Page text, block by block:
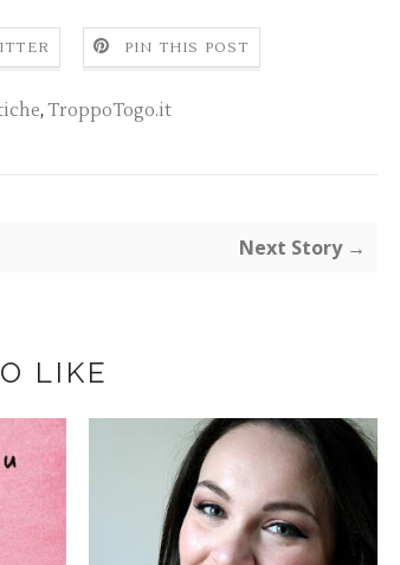
PIN THIS POST
, TroppoTogo.it
Next Story →
LIKE